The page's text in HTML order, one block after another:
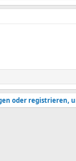
oder registrieren,